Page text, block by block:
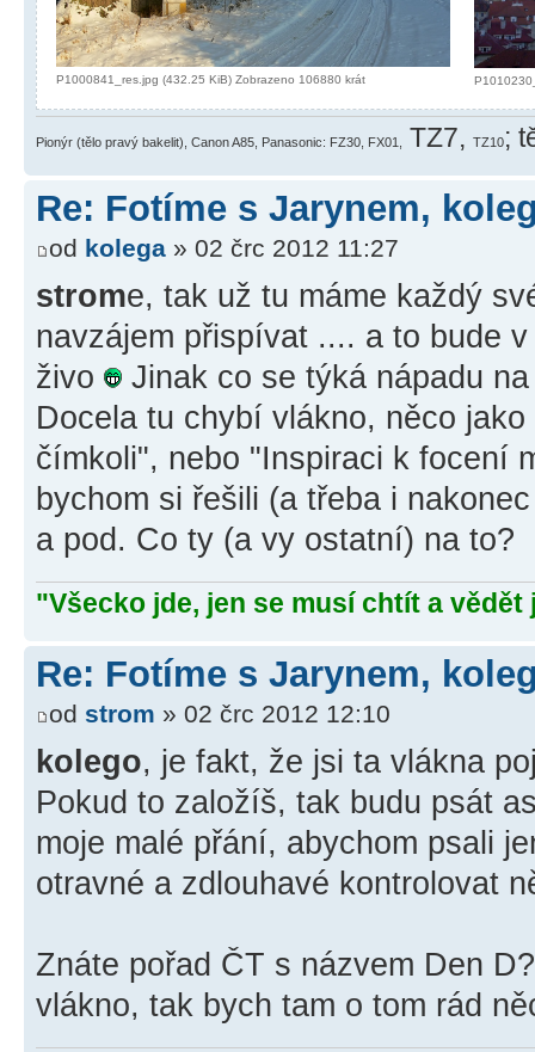
P1000841_res.jpg (432.25 KiB) Zobrazeno 106880 krát
Pionýr (tělo pravý bakelit), Canon A85, Panasonic: FZ30, FX01, TZ7, TZ10;
Re: Fotíme s Jarynem,
od kolega » 02 črc 2012 11:27
strome, tak už tu máme každý
navzájem přispívat .... a to bude
živo
Jinak co se týká nápadu
Docela tu chybí vlákno, něco
čímkoli", nebo "Inspiraci k focení
bychom si řešili (a třeba i
a pod. Co ty (a vy ostatní) na to?
"Všecko jde, jen se musí chtít a vědět
Re: Fotíme s Jarynem,
od strom » 02 črc 2012 12:10
kolego, je fakt, že jsi ta vlákna
Pokud to založíš, tak budu psát
moje malé přání, abychom psali
otravné a zdlouhavé kontrolovat
Znáte pořad ČT s názvem Den
vlákno, tak bych tam o tom rád